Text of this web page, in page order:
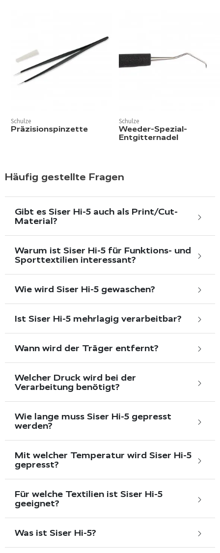
Schulze
Präzisionspinzette
Schulze
Weeder-Spezial-
Entgitternadel
Häufig gestellte Fragen
Gibt es Siser Hi-5 auch als Print/Cut-
Material?
Warum ist Siser Hi-5 für Funktions- und
Sporttextilien interessant?
Wie wird Siser Hi-5 gewaschen?
Ist Siser Hi-5 mehrlagig verarbeitbar?
Wann wird der Träger entfernt?
Welcher Druck wird bei der
Verarbeitung benötigt?
Wie lange muss Siser Hi-5 gepresst
werden?
Mit welcher Temperatur wird Siser Hi-5
gepresst?
Für welche Textilien ist Siser Hi-5
geeignet?
Was ist Siser Hi-5?